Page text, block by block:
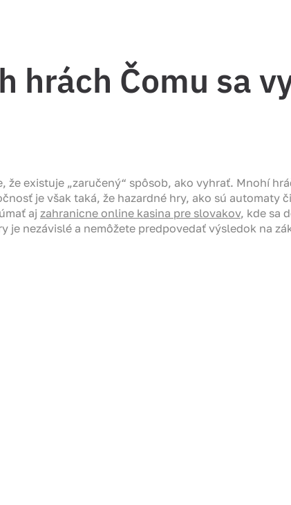
hrách Čomu sa
existuje „zaručený“ spôsob, ako vyhrať. Mnohí
je však taká, že hazardné hry, ako sú automaty
aj zahranicne online kasina pre slovakov, kde sa
nezávislé a nemôžete predpovedať výsledok na